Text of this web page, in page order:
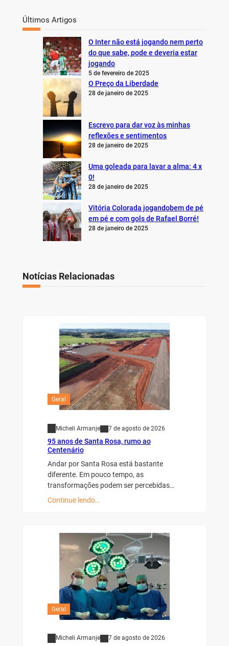
Últimos Artigos
O Inter não está jogando nem perto
do que sabe, pode e deveria estar
jogando
5 de fevereiro de 2025
O Preço da Liberdade
28 de janeiro de 2025
Escrevo para dar voz às minhas
reflexões e sentimentos
28 de janeiro de 2025
Uma goleada para lavar a alma: 4 x
0!
28 de janeiro de 2025
Vitória Colorada jogandobem de pé
em pé e com gols de Rafael Borré!
28 de janeiro de 2025
Notícias Relacionadas
Geral
Micheli Armanje 7 de agosto de 2026
95 anos de Santa Rosa, rumo ao
Centenário
Andar por Santa Rosa está bastante
diferente. Em pouco tempo, as
transformações podem ser percebidas…
Continue lendo…
Geral
Micheli Armanje 7 de agosto de 2026